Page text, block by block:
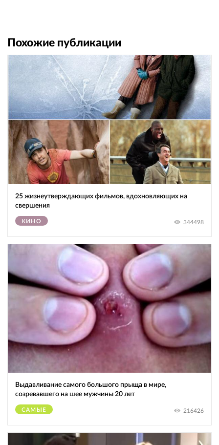
Похожие публикации
25 жизнеутверждающих фильмов, вдохновляющих на
свершения
КИНО 344498
Выдавливание самого большого прыща в мире,
созревавшего на шее мужчины 20 лет
САМЫЕ 216426